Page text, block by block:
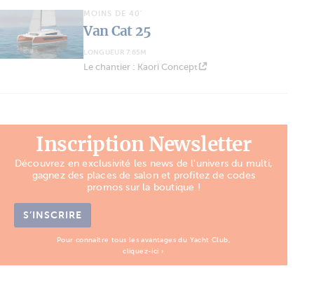
MOINS DE 40'
Van Cat 25
LONGUEUR 7.65M
Le chantier : Kaori Concept
Inscription Newsletter
Découvrez en exclusivité les news de l'univers du multi,
gagnez des places de salon et profitez de codes
promos sur la boutique !
S’INSCRIRE
Pour connaître tous les avantages du Yacht Club,
cliquez-ici ›